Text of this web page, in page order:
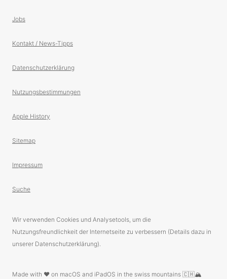
Jobs
Kontakt / News-Tipps
Datenschutzerklärung
Nutzungsbestimmungen
Apple History
Sitemap
Impressum
Suche
Wir verwenden Cookies und Analysetools, um die
Nutzungsfreundlichkeit der Internetseite zu verbessern (Details dazu in
unserer Datenschutzerklärung).
Made with ❤️ on macOS and iPadOS in the swiss mountains 🇨🇭🏔